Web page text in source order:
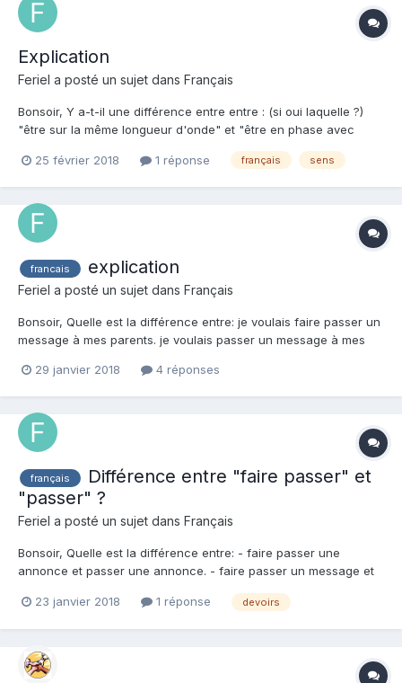
cid_bo=13298...
Explication
Feriel a posté un sujet dans Français
Bonsoir, Y a-t-il une différence entre entre : (si oui laquelle ?)
"être sur la même longueur d'onde" et "être en phase avec
25 février 2018
1 réponse français sens
francais explication
Feriel a posté un sujet dans Français
Bonsoir, Quelle est la différence entre: je voulais faire passer un
message à mes parents. je voulais passer un message à mes
29 janvier 2018
4 réponses
français
Différence entre "faire passer" et
"passer" ?
Feriel a posté un sujet dans Français
Bonsoir, Quelle est la différence entre: - faire passer une
annonce et passer une annonce. - faire passer un message et
23 janvier 2018
1 réponse devoirs